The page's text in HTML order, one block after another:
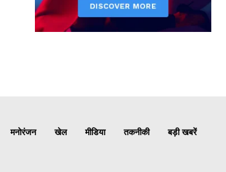
मनोरंजन खेल मीडिया तकनीकी बड़ी खबरें